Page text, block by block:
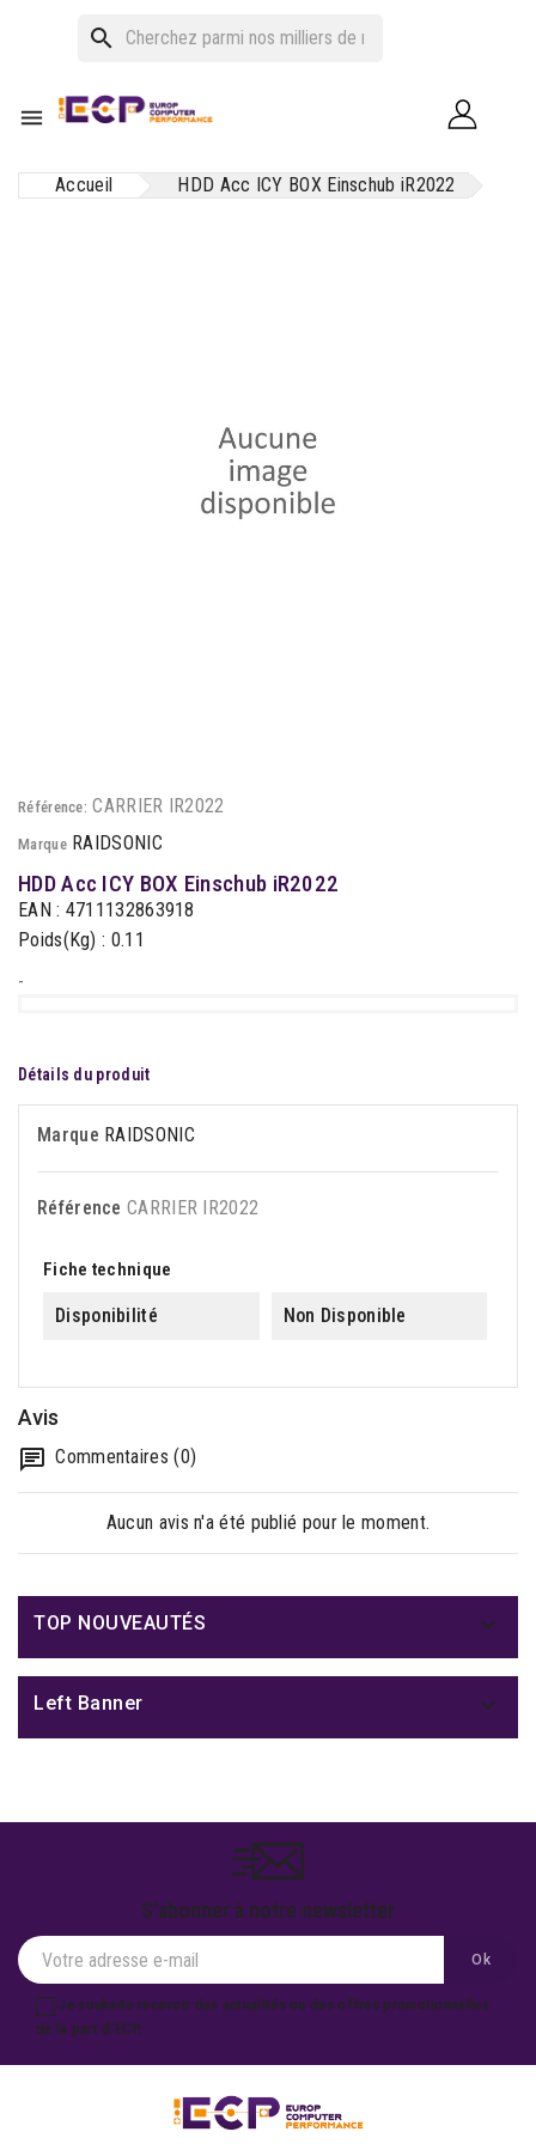
search

Accueil HDD Acc ICY BOX Einschub iR2022
Référence: CARRIER IR2022
Marque RAIDSONIC
HDD Acc ICY BOX Einschub iR2022
EAN : 4711132863918
Poids(Kg) : 0.11
-
Détails du produit
Marque RAIDSONIC
Référence CARRIER IR2022
Fiche technique
Disponibilité Non Disponible
Avis
Commentaires (0)
Aucun avis n'a été publié pour le moment.
TOP NOUVEAUTÉS 
Left Banner 
S'abonner à notre newsletter
Je souhaite recevoir des actualités ou des offres promotionnelles
de la part d'ECP.